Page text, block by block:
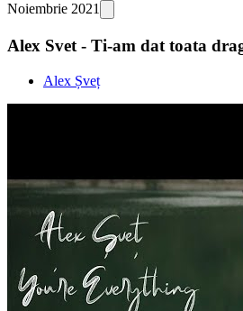
Noiembrie 2021
Alex Svet - Ti-am dat toata
Alex Șveț